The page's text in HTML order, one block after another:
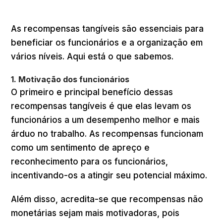
As recompensas tangíveis são essenciais para
beneficiar os funcionários e a organização em
vários níveis. Aqui está o que sabemos.
1. Motivação dos funcionários
O primeiro e principal benefício dessas
recompensas tangíveis é que elas levam os
funcionários a um desempenho melhor e mais
árduo no trabalho. As recompensas funcionam
como um sentimento de apreço e
reconhecimento para os funcionários,
incentivando-os a atingir seu potencial máximo.
Além disso, acredita-se que recompensas não
monetárias sejam mais motivadoras, pois